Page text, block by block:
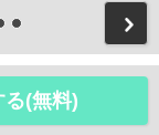
る(無料)